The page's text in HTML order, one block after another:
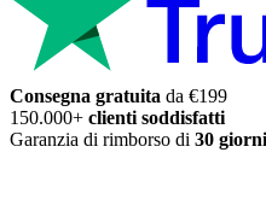
Consegna gratuita da €199
150.000+ clienti soddisfatti
Garanzia di rimborso di 30 giorni